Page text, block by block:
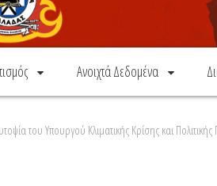
Ανοιχτά Δεδομένα
του Υπουργού Κλιματικής Κρίσης και